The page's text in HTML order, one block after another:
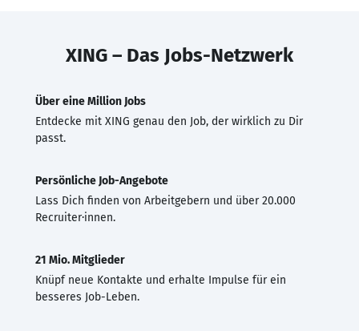
XING – Das Jobs-Netzwerk
Über eine Million Jobs
Entdecke mit XING genau den Job, der wirklich zu Dir
passt.
Persönliche Job-Angebote
Lass Dich finden von Arbeitgebern und über 20.000
Recruiter·innen.
21 Mio. Mitglieder
Knüpf neue Kontakte und erhalte Impulse für ein
besseres Job-Leben.